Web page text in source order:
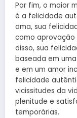
Por fim, o maior
é a felicidade
ama, sua
como aprovação
disso, sua
baseada em
e em um amor
felicidade
vicissitudes da
plenitude e
temporárias.